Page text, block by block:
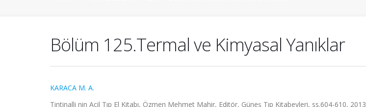
Bölüm 125.Termal ve Kimyasal Yanıklar
KARACA M. A.
Tintinalli nin Acil Tıp El Kitabı, Özmen Mehmet Mahir, Editör, Güneş Tıp Kitabevleri, ss.604-610, 2013